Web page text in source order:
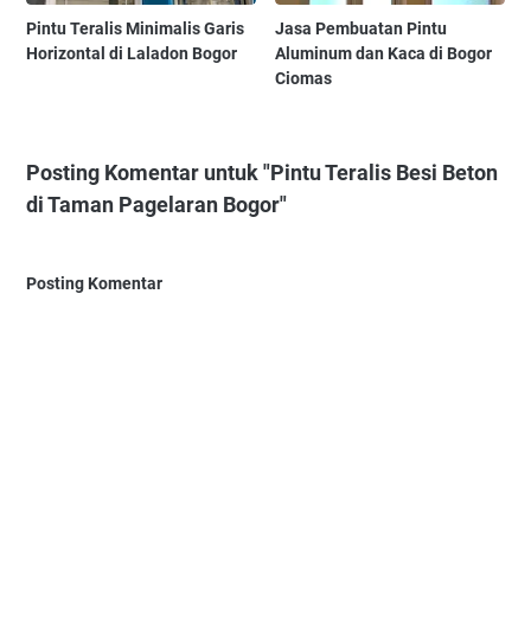
Pintu Teralis Minimalis Garis
Horizontal di Laladon Bogor
Jasa Pembuatan Pintu
Aluminum dan Kaca di Bogor
Ciomas
Posting Komentar untuk "Pintu Teralis Besi Beton
di Taman Pagelaran Bogor"
Posting Komentar